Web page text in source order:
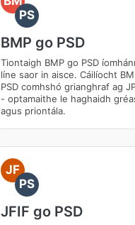
PS
BMP go PSD
Tiontaigh BMP go PSD
líne saor in aisce. Cáilíocht
PSD comhshó grianghraf ag
- optamaithe le haghaidh
agus priontála.
JF
PS
JFIF go PSD